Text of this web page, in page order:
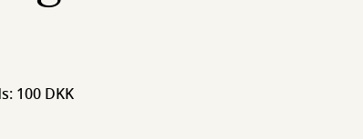
100 DKK